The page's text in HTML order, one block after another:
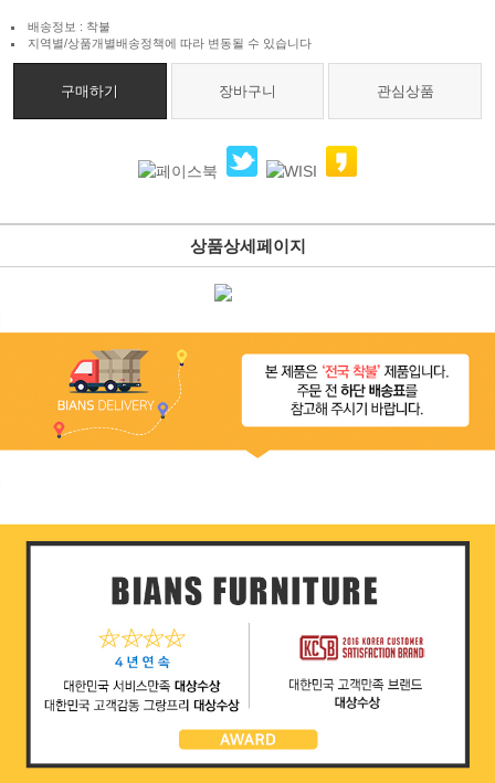
배송정보 : 착불
지역별/상품개별배송정책에 따라 변동될 수 있습니다
구매하기 장바구니 관심상품
상품상세페이지